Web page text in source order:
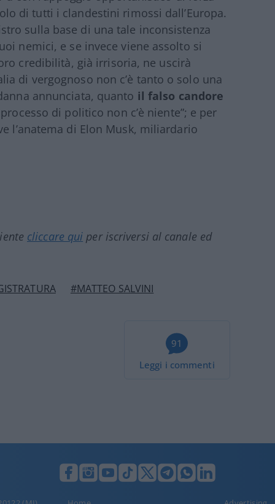
di tutti i clandestini rimossi dall’Europa.
sulla base di una tale inconsistenza
nemici, e se invece viene assolto si
credibilità, già irrisoria, ne uscirà
di vergognoso non c’è tanto o solo una
annunciata, quanto il falso candore
di politico non c’è niente”; e per
l’anatema di Elon Musk, miliardario
cliccare qui per iscriversi al canale ed
#MATTEO SALVINI
91
Leggi i commenti